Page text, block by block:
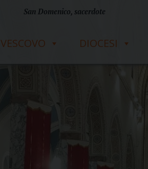
San Domenico, sacerdote
VESCOVO DIOCESI